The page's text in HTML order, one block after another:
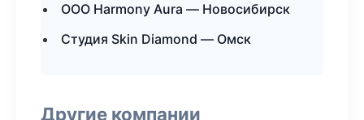
ООО Harmony Aura — Новосибирск
Студия Skin Diamond — Омск
Другие компании